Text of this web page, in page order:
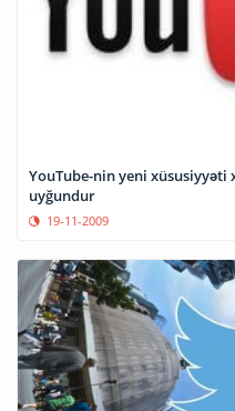
YouTube-nin yeni
uyğundur
19-11-2009